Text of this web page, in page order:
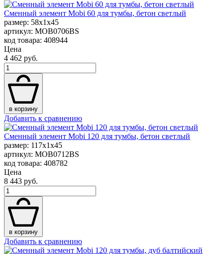
Сменный элемент Mobi 60 для тумбы, бетон светлый
размер: 58x1x45
артикул: MOB0706BS
код товара: 408944
Цена
4 462 руб.
в корзину
Добавить к сравнению
Сменный элемент Mobi 120 для тумбы, бетон светлый
размер: 117x1x45
артикул: MOB0712BS
код товара: 408782
Цена
8 443 руб.
в корзину
Добавить к сравнению